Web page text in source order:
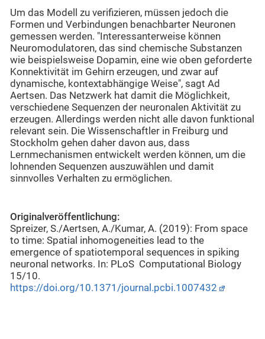
Um das Modell zu verifizieren, müssen jedoch die
Formen und Verbindungen benachbarter Neuronen
gemessen werden. "Interessanterweise können
Neuromodulatoren, das sind chemische Substanzen
wie beispielsweise Dopamin, eine wie oben geforderte
Konnektivität im Gehirn erzeugen, und zwar auf
dynamische, kontextabhängige Weise", sagt Ad
Aertsen. Das Netzwerk hat damit die Möglichkeit,
verschiedene Sequenzen der neuronalen Aktivität zu
erzeugen. Allerdings werden nicht alle davon funktional
relevant sein. Die Wissenschaftler in Freiburg und
Stockholm gehen daher davon aus, dass
Lernmechanismen entwickelt werden können, um die
lohnenden Sequenzen auszuwählen und damit
sinnvolles Verhalten zu ermöglichen.
Originalveröffentlichung:
Spreizer, S./Aertsen, A./Kumar, A. (2019): From space
to time: Spatial inhomogeneities lead to the
emergence of spatiotemporal sequences in spiking
neuronal networks. In: PLoS Computational Biology
15/10.
https://doi.org/10.1371/journal.pcbi.1007432